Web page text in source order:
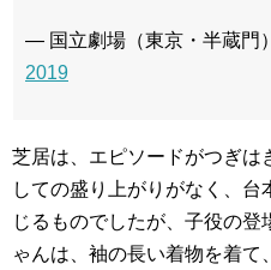
— 国立劇場（東京・半蔵門
2019
芝居は、エピソードがつぎは
しての盛り上がりがなく、
じるものでしたが、子役の
ゃんは、袖の長い着物を着